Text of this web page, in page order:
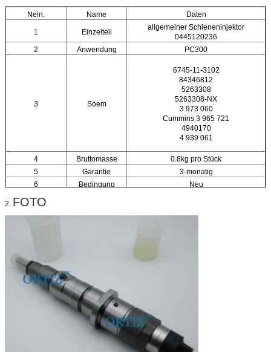
Nein. Name Daten
1 Einzelteil
allgemeiner Schieneninjektor
0445120236
2
Anwendung PC300
3 Soem
6745-11-3102
84346812
5263308
5263308-NX
3 973 060
Cummins 3 965 721
4940170
4 939 061
4 Bruttomasse
0.8kg pro Stück
5
Garantie
3-monatig
6
Bedingung
Neu
7
2. FOTO